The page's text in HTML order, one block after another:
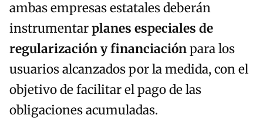
ambas empresas estatales deberán
instrumentarplanes especiales de
regularización y financiaciónpara los
usuarios alcanzados por la medida, con el
objetivo de facilitar el pago de las
obligaciones acumuladas.